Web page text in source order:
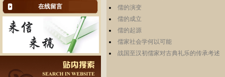
在线留言
儒的演变
儒的成立
儒的起源
儒家社会学何以可能
战国至汉初儒家对古典礼乐的传承考述